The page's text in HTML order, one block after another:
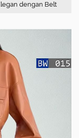
dengan Belt